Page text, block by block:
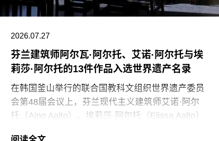
未按合同规定提前通知工会，因此违反了劳资协
为。
2026.07.27
芬兰建筑师阿尔瓦·阿尔托、艾诺·阿尔托与埃
莉莎·阿尔托的13件作品入选世界遗产名录
在韩国釜山举行的联合国教科文组织世界遗产委员
会第48届会议上，芬兰现代主义建筑师艾诺·阿尔
托（Aino Aalto）、埃莉莎·阿尔托（Elissa Aalto）